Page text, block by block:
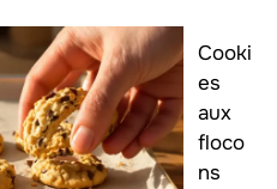
Cooki
es
aux
floco
ns